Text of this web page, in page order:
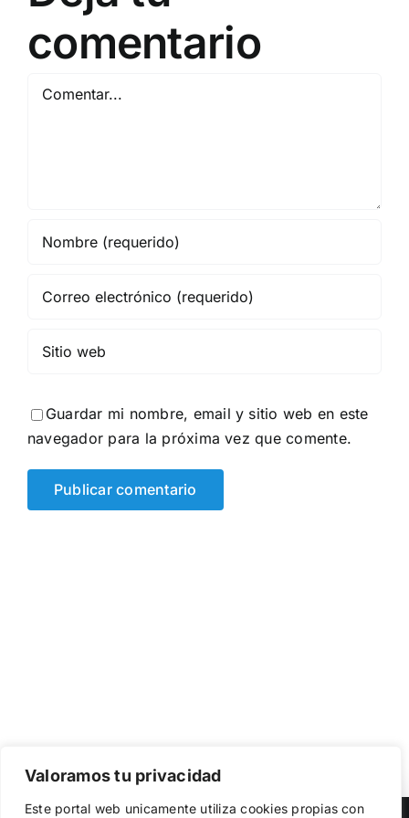
Valoramos tu privacidad
Este portal web unicamente utiliza cookies propias con
comentario
Guardar mi nombre, email y sitio web en este
navegador para la próxima vez que comente.